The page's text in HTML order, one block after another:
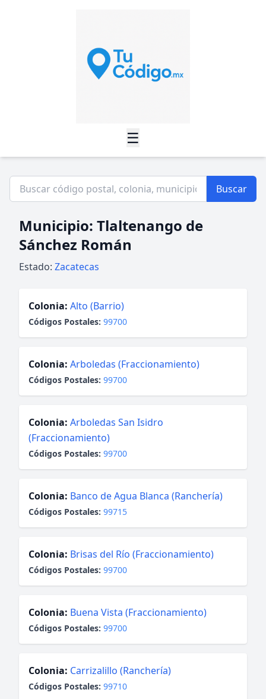
☰
Buscar
Municipio: Tlaltenango de
Sánchez Román
Estado: Zacatecas
Colonia: Alto (Barrio)
Códigos Postales: 99700
Colonia: Arboledas (Fraccionamiento)
Códigos Postales: 99700
Colonia: Arboledas San Isidro
(Fraccionamiento)
Códigos Postales: 99700
Colonia: Banco de Agua Blanca (Ranchería)
Códigos Postales: 99715
Colonia: Brisas del Río (Fraccionamiento)
Códigos Postales: 99700
Colonia: Buena Vista (Fraccionamiento)
Códigos Postales: 99700
Colonia: Carrizalillo (Ranchería)
Códigos Postales: 99710